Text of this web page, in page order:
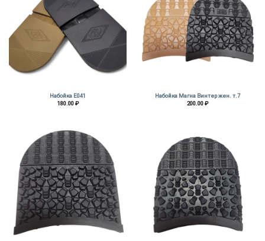
Набойка Е041
180.00₽
Набойка Магна Винтер жен. т.7
200.00₽